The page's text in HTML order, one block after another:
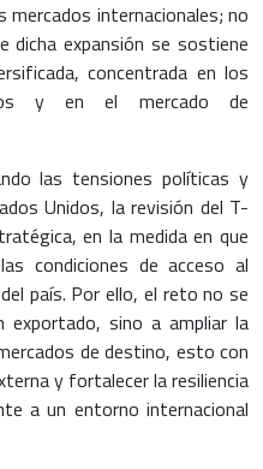
mercados internacionales; no
dicha expansión se sostiene
concentrada en los
y en el mercado de
las tensiones políticas y
Unidos, la revisión del T-
en la medida en que
condiciones de acceso al
país. Por ello, el reto no se
exportado, sino a ampliar la
de destino, esto con
y fortalecer la resiliencia
a un entorno internacional